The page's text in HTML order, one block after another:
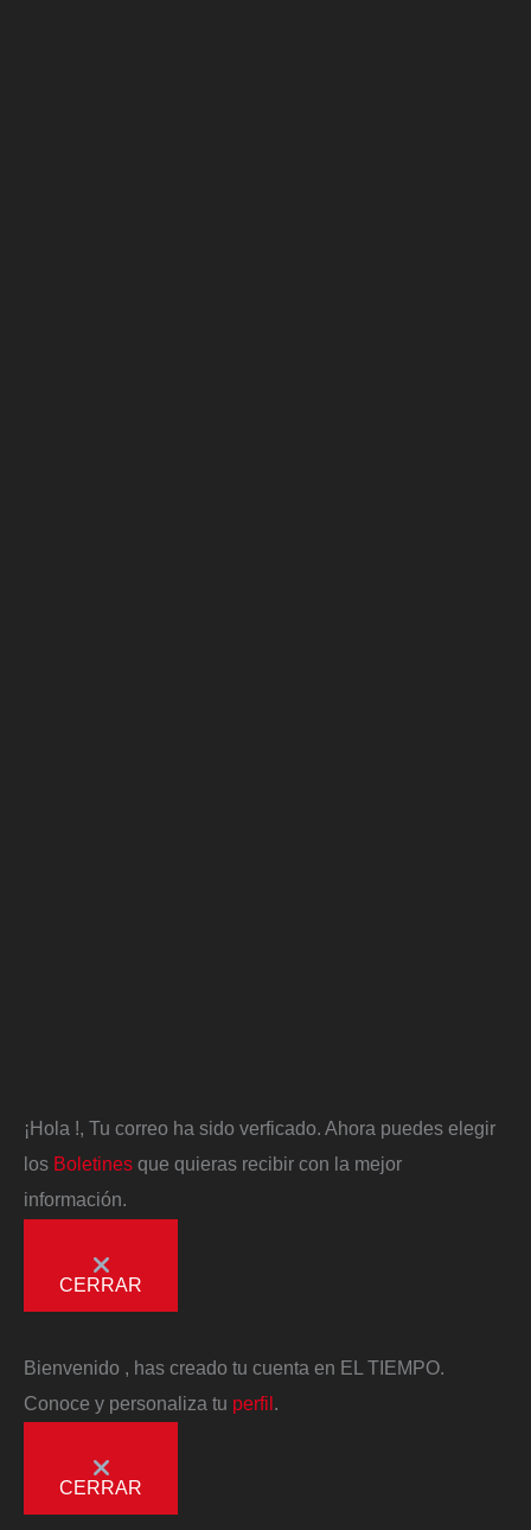
¡Hola !, Tu correo ha sido verficado. Ahora puedes elegir
los Boletines que quieras recibir con la mejor
información.
CERRAR
Bienvenido
, has creado tu cuenta en EL TIEMPO.
Conoce y personaliza tu perfil
CERRAR